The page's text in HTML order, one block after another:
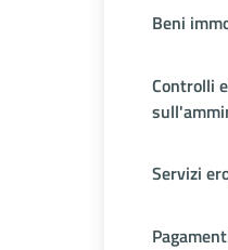
Beni
Controlli
Servizi